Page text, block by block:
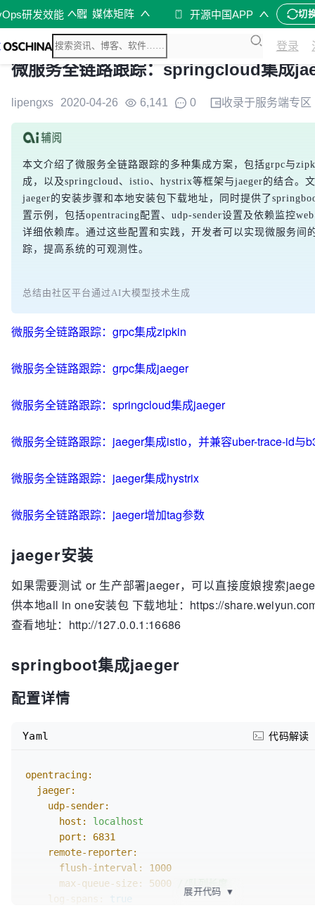
研发效能 媒体矩阵 开源中国APP 切
登录
微服务全链路跟踪：springcloud集成
lipengxs 2020-04-26 6,141 0 收录于服务端专区
本文介绍了微服务全链路跟踪的多种集成方案，包括grpc与
成，以及springcloud、istio、hystrix等框架与jaeger的结合。
jaeger的安装步骤和本地安装包下载地址，同时提供了
置示例，包括opentracing配置、udp-sender设置及依赖监控
详细依赖库。通过这些配置和实践，开发者可以实现微服务间
踪，提高系统的可观测性。
总结由社区平台通过AI大模型技术生成
微服务全链路跟踪：grpc集成zipkin
微服务全链路跟踪：grpc集成jaeger
微服务全链路跟踪：springcloud集成jaeger
微服务全链路跟踪：jaeger集成istio，并兼容uber-trace-id与
微服务全链路跟踪：jaeger集成hystrix
微服务全链路跟踪：jaeger增加tag参数
jaeger安装
如果需要测试 or 生产部署jaeger，可以直接度娘搜索
供本地all in one安装包 下载地址：https://
查看地址：http://127.0.0.1:16686
springboot集成jaeger
配置详情
opentracing:
jaeger:
udp-sender:
host:
localhost
port:
6831
remote-reporter:
flush-interval:
1000
max-queue-size:
5000
log-spans:
true
Yaml 代码解读
展开代码 ▼